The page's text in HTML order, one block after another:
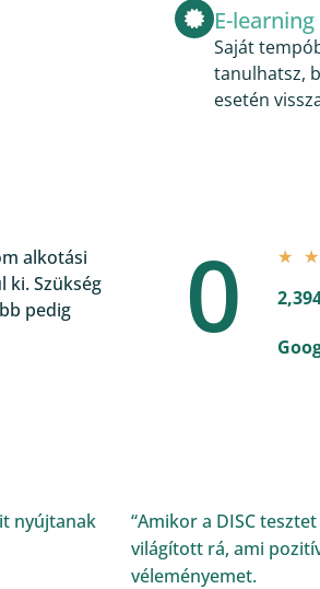
E-learning
Saját
tanulhatsz,
esetén
alkotási
ki. Szükség
pedig
0 ★ ★
nyújtanak
“Amikor a DISC
világított rá, ami
véleményemet.